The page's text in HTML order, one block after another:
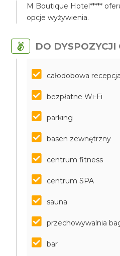
M Boutique Hotel*****
opcje wyżywienia.
DO DYSPOZYCJI
całodobowa recepcja
bezpłatne Wi-Fi
parking
basen zewnętrzny
centrum fitness
centrum SPA
sauna
przechowywalnia
bar